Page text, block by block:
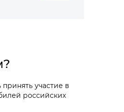
участие в
российских